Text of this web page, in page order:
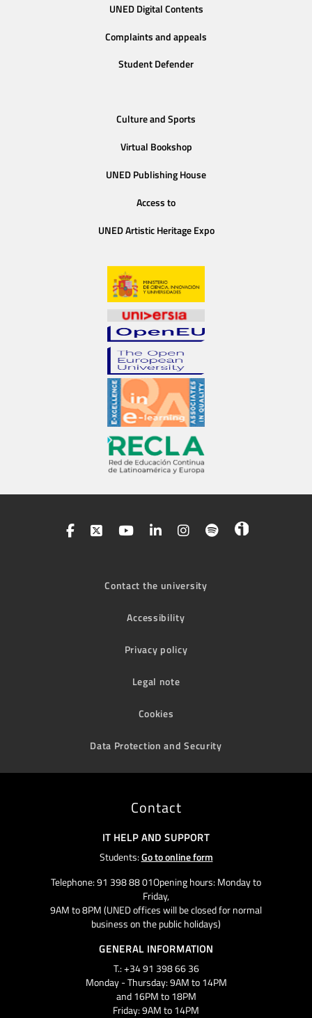
UNED Digital Contents
Complaints and appeals
Student Defender
Culture and Sports
Virtual Bookshop
UNED Publishing House
Access to
UNED Artistic Heritage Expo
Contact the university
Accessibility
Privacy policy
Legal note
Cookies
Data Protection and Security
Contact
IT HELP AND SUPPORT
Students:Go to online form
Telephone: 91 398 88 01Opening hours: Monday to
Friday,
9AM to 8PM (UNED offices will be closed for normal
business on the public holidays)
GENERAL INFORMATION
T.: +34 91 398 66 36
Monday - Thursday: 9AM to 14PM
and 16PM to 18PM
Friday: 9AM to 14PM